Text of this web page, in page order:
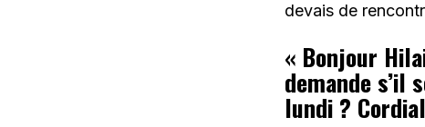
devais de
« Bonjour
demande s’il
lundi ?